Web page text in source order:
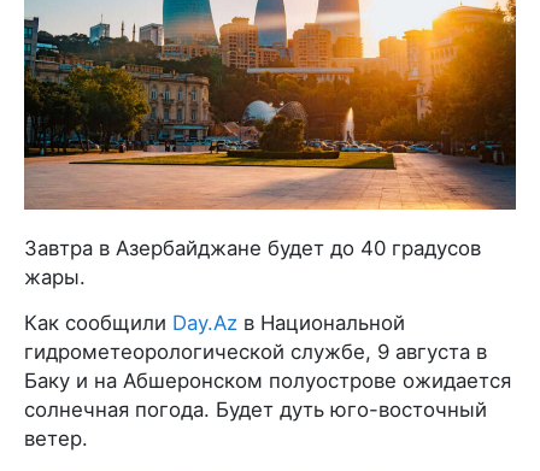
Завтра в Азербайджане будет до 40 градусов
жары.
Как сообщили Day.Az в Национальной
гидрометеорологической службе, 9 августа в
Баку и на Абшеронском полуострове ожидается
солнечная погода. Будет дуть юго-восточный
ветер.